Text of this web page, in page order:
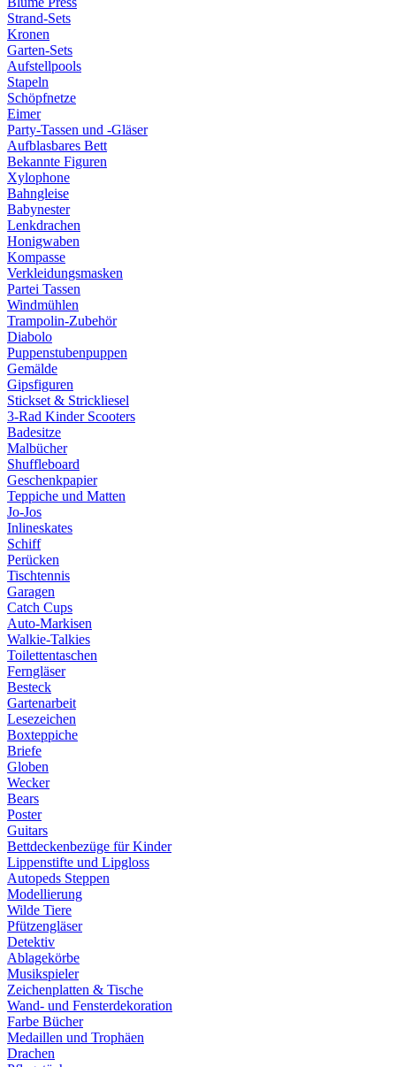
Strand-Sets
Kronen
Garten-Sets
Aufstellpools
Stapeln
Schöpfnetze
Eimer
Party-Tassen und -Gläser
Aufblasbares Bett
Bekannte Figuren
Xylophone
Bahngleise
Babynester
Lenkdrachen
Honigwaben
Kompasse
Verkleidungsmasken
Partei Tassen
Windmühlen
Trampolin-Zubehör
Diabolo
Puppenstubenpuppen
Gemälde
Gipsfiguren
Stickset & Strickliesel
3-Rad Kinder Scooters
Badesitze
Malbücher
Shuffleboard
Geschenkpapier
Teppiche und Matten
Jo-Jos
Inlineskates
Schiff
Perücken
Tischtennis
Garagen
Catch Cups
Auto-Markisen
Walkie-Talkies
Toilettentaschen
Ferngläser
Besteck
Gartenarbeit
Lesezeichen
Boxteppiche
Briefe
Globen
Wecker
Bears
Poster
Guitars
Bettdeckenbezüge für Kinder
Lippenstifte und Lipgloss
Autopeds Steppen
Modellierung
Wilde Tiere
Pfützengläser
Detektiv
Ablagekörbe
Musikspieler
Zeichenplatten & Tische
Wand- und Fensterdekoration
Farbe Bücher
Medaillen und Trophäen
Drachen